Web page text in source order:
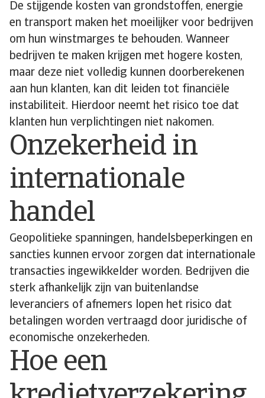
De stijgende kosten van grondstoffen, energie
en transport maken het moeilijker voor bedrijven
om hun winstmarges te behouden. Wanneer
bedrijven te maken krijgen met hogere kosten,
maar deze niet volledig kunnen doorberekenen
aan hun klanten, kan dit leiden tot financiële
instabiliteit. Hierdoor neemt het risico toe dat
klanten hun verplichtingen niet nakomen.
Onzekerheid in
internationale
handel
Geopolitieke spanningen, handelsbeperkingen en
sancties kunnen ervoor zorgen dat internationale
transacties ingewikkelder worden. Bedrijven die
sterk afhankelijk zijn van buitenlandse
leveranciers of afnemers lopen het risico dat
betalingen worden vertraagd door juridische of
economische onzekerheden.
Hoe een